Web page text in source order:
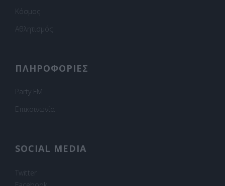
Κόσμος
Αθλητισμός
ΠΛΗΡΟΦΟΡΙΕΣ
Party FM
Επικοινωνία
SOCIAL MEDIA
Twitter